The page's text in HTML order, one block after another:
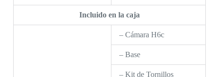
Incluido en la caja
– Cámara H6c
– Base
– Kit de Tornillos